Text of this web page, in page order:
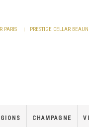
PARIS PRESTIGE CELLAR
CHAMPAGNE